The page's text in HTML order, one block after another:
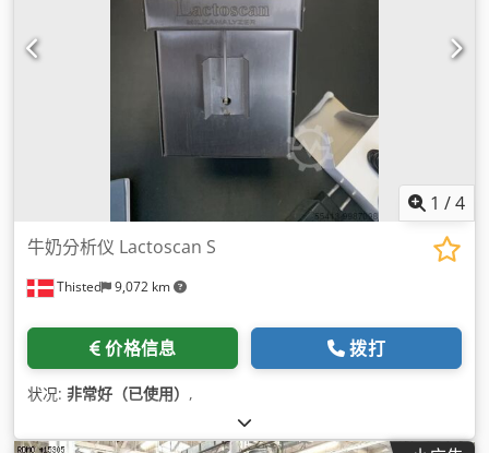
1 /4
Thisted 9,072 km
牛奶分析仪 Lactoscan S
价格信息 拨打
状况: 非常好（已使用） ,